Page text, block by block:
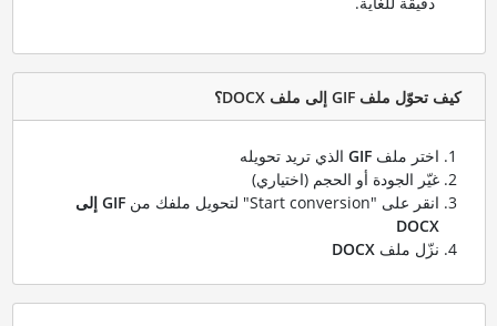
كيف تحوّل ملف GIF إلى ملف DOCX؟
اختر ملف GIFالذي تريد تحويله
غيّر الجودة أو الحجم (اختياري)
انقر على "Start conversion" لتحويل ملفك من
GIF إلى
DOCX
نزّل ملف DOCX